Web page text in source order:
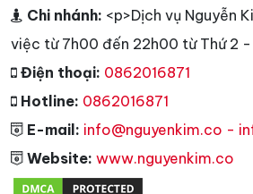
Chi nhánh: <p>Dịch vụ Nguyễn
việc từ 7h00 đến 22h00 từ Thứ 2 -
Điện thoại: 0862016871
Hotline: 0862016871
E-mail: info@nguyenkim.co -
Website: www.nguyenkim.co